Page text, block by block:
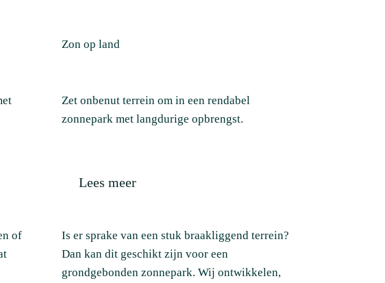
of
Zon op land
Zet onbenut terrein om in een rendabel
zonnepark met langdurige opbrengst.
Lees meer
Is er sprake van een stuk braakliggend terrein?
Dan kan dit geschikt zijn voor een
grondgebonden zonnepark. Wij ontwikkelen,